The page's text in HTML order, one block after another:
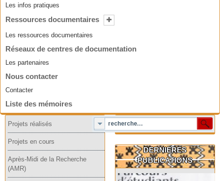
Les infos pratiques
Ressources documentaires
Les ressources documentaires
Réseaux de centres de documentation
Les partenaires
Nous contacter
Contacter
Liste des mémoires
Projets réalisés
Projets en cours
Après-Midi de la Recherche
(AMR)
DERNIERES
PUBLICATIONS